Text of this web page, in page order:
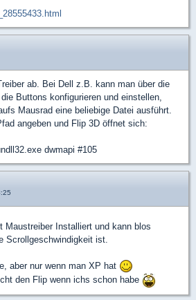
ab. Bei Dell z.B. kann man über die
Buttons konfigurieren und einstellen,
Mausrad eine beliebige Datei ausführt.
angeben und Flip 3D öffnet sich:
dwmapi #105
Maustreiber Installiert und kann blos
Scrollgeschwindigkeit ist.
aber nur wenn man XP hat
den Flip wenn ichs schon habe